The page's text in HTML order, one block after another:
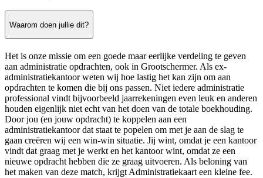
Waarom doen jullie dit?
Het is onze missie om een goede maar eerlijke verdeling te geven
aan administratie opdrachten, ook in Grootschermer. Als ex-
administratiekantoor weten wij hoe lastig het kan zijn om aan
opdrachten te komen die bij ons passen. Niet iedere administratie
professional vindt bijvoorbeeld jaarrekeningen even leuk en anderen
houden eigenlijk niet echt van het doen van de totale boekhouding.
Door jou (en jouw opdracht) te koppelen aan een
administratiekantoor dat staat te popelen om met je aan de slag te
gaan creëren wij een win-win situatie. Jij wint, omdat je een kantoor
vindt dat graag met je werkt en het kantoor wint, omdat ze een
nieuwe opdracht hebben die ze graag uitvoeren. Als beloning van
het maken van deze match, krijgt Administratiekaart een kleine fee.